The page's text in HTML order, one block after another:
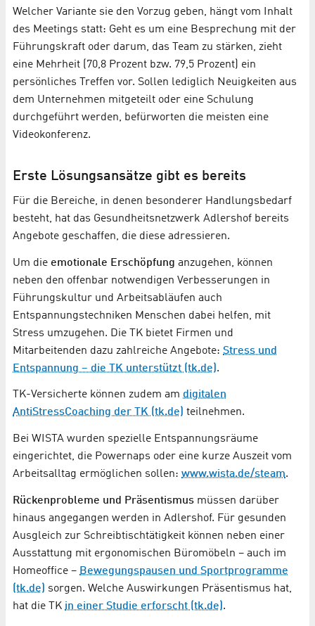
Welcher Variante sie den Vorzug geben, hängt vom Inhalt
des Meetings statt: Geht es um eine Besprechung mit der
Führungskraft oder darum, das Team zu stärken, zieht
eine Mehrheit (70,8 Prozent bzw. 79,5 Prozent) ein
persönliches Treffen vor. Sollen lediglich Neuigkeiten aus
dem Unternehmen mitgeteilt oder eine Schulung
durchgeführt werden, befürworten die meisten eine
Videokonferenz.
Erste Lösungsansätze gibt es bereits
Für die Bereiche, in denen besonderer Handlungsbedarf
besteht, hat das Gesundheitsnetzwerk Adlershof bereits
Angebote geschaffen, die diese adressieren.
Um die emotionale Erschöpfung anzugehen, können
neben den offenbar notwendigen Verbesserungen in
Führungskultur und Arbeitsabläufen auch
Entspannungstechniken Menschen dabei helfen, mit
Stress umzugehen. Die TK bietet Firmen und
Mitarbeitenden dazu zahlreiche Angebote: Stress und
Entspannung – die TK unterstützt (tk.de).
TK-Versicherte können zudem am digitalen
AntiStressCoaching der TK (tk.de) teilnehmen.
Bei WISTA wurden spezielle Entspannungsräume
eingerichtet, die Powernaps oder eine kurze Auszeit vom
Arbeitsalltag ermöglichen sollen: www.wista.de/steam.
Rückenprobleme und Präsentismus müssen darüber
hinaus angegangen werden in Adlershof. Für gesunden
Ausgleich zur Schreibtischtätigkeit können neben einer
Ausstattung mit ergonomischen Büromöbeln – auch im
Homeoffice – Bewegungspausen und Sportprogramme
(tk.de) sorgen. Welche Auswirkungen Präsentismus hat,
hat die TK in einer Studie erforscht (tk.de).